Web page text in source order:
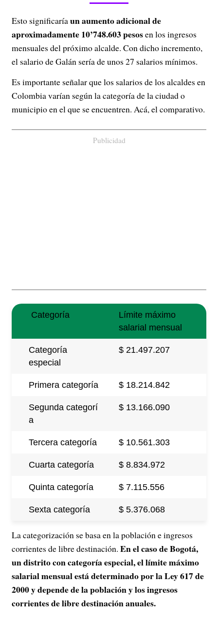
Esto significaríaun aumento adicional de
aproximadamente 10’748.603 pesosen los ingresos
mensuales del próximo alcalde. Con dicho incremento,
el salario de Galán sería de unos 27 salarios mínimos.
Es importante señalar que los salarios de los alcaldes en
Colombia varían según la categoría de la ciudad o
municipio en el que se encuentren. Acá, el comparativo.
Publicidad
Categoría
Límite máximo
salarial mensual
Categoría
especial
$ 21.497.207
Primera categoría $ 18.214.842
Segunda categorí
a
$ 13.166.090
Tercera categoría $ 10.561.303
Cuarta categoría $ 8.834.972
Quinta categoría $ 7.115.556
Sexta categoría $ 5.376.068
La categorización se basa en la población e ingresos
corrientes de libre destinación. En el caso de Bogotá,
un distrito con categoría especial, el límite máximo
salarial mensual está determinado por la Ley 617 de
2000 y depende de la población y los ingresos
corrientes de libre destinación anuales.